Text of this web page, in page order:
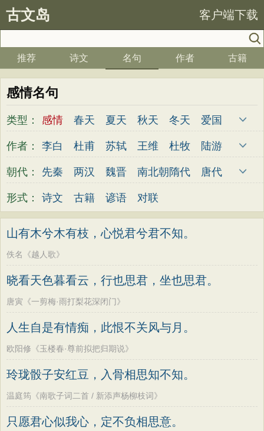
古文岛 客户端下载
推荐 诗文 名句 作者 古籍
感情名句
类型： 感情 春天 夏天 秋天 冬天
爱国
写雪
思念 爱情 思乡 离别
月亮
竹子
哲理 泰山 边塞
桃花
老师 母亲 伤感 田园
晋书
左传 论衡 管子 说苑
列子
清明节
端午节 七夕节
中秋节
重阳节
韩非子
红楼梦
弟子规 战国策
后汉书
淮南子
商君书 水浒传
格言联璧
围炉夜话
作者： 李白 杜甫 苏轼 王维 杜牧
陆游
李煜
元稹 韩愈 岑参 齐己
贾岛
皎然
许浑 罗隐 贯休 韦庄
屈原
王勃
张祜 王建 晏殊 岳飞
卢纶
方干
李峤 赵嘏 贺铸 郑谷
郑燮
张说
张炎 白居易
柳宗元
王安石 欧阳修
韦应物
诸葛亮
范仲淹 陆龟蒙
晏几道
周邦彦
杜荀鹤 吴文英
皮日休
左丘明 张九龄
权德舆
朝代： 先秦 两汉 魏晋 南北朝 隋代
唐代
五代
宋代 金朝 元代
形式： 诗文 古籍 谚语 对联
山有木兮木有枝，心悦君兮君不知。
佚名《越人歌》
晓看天色暮看云，行也思君，坐也思君。
唐寅《一剪梅·雨打梨花深闭门》
人生自是有情痴，此恨不关风与月。
欧阳修《玉楼春·尊前拟把归期说》
玲珑骰子安红豆，入骨相思知不知。
温庭筠《南歌子词二首 / 新添声杨柳枝词》
只愿君心似我心，定不负相思意。